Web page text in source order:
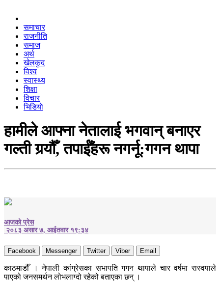
समाचार
राजनीति
समाज
अर्थ
खेलकुद
विश्व
स्वास्थ्य
शिक्षा
विचार
भिडियाे
हामीले आफ्ना नेतालाई भगवान् बनाएर
गल्ती गर्‍यौँ, तपाईँहरू नगर्नू:गगन थापा
आजको प्रेस
२०८३ असार ७, आईतवार १९:३४
Facebook Messenger Twitter Viber Email
काठमाडौँ । नेपाली कांग्रेसका सभापति गगन थापाले चार वर्षमा रास्वपाले
पाएको जनसमर्थन लोभलाग्दो रहेको बताएका छन् ।